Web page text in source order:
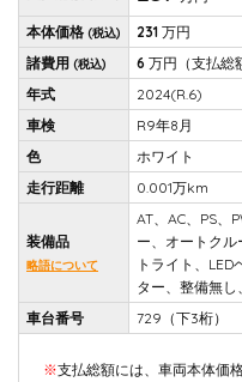
本体価格 (税込) 231 万円
諸費用 (税込) 6 万円 （支払総
年式
2024(R.6)
車検
R9年8月
色
ホワイト
走行距離
0.001万km
装備品
略語について
AT、AC、PS、
ー、オートク
トライト、
ター、整備無
車台番号
729（下3桁）
※支払総額には、車両本体価